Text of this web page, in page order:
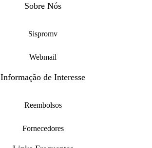
Sobre Nós
Sispromv
Webmail
Informação de Interesse
Reembolsos
Fornecedores